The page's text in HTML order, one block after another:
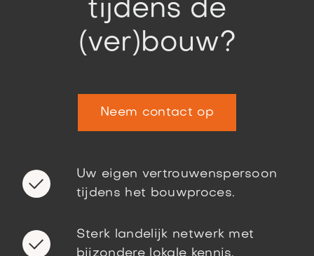
tijdens de
(ver)bouw?
Neem contact op
Uw eigen vertrouwenspersoon
tijdens het bouwproces.
Sterk landelijk netwerk met
bijzondere lokale kennis.